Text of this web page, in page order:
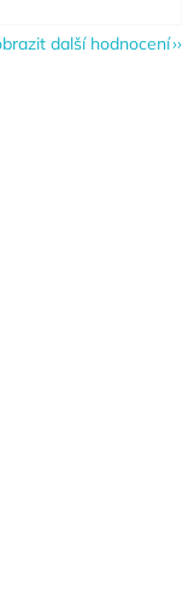
další hodnocení